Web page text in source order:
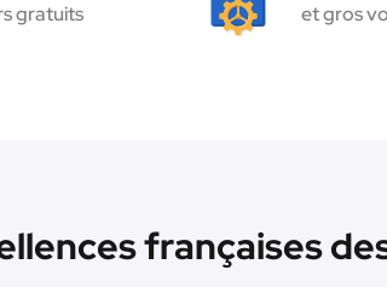
gratuits
et gros
françaises